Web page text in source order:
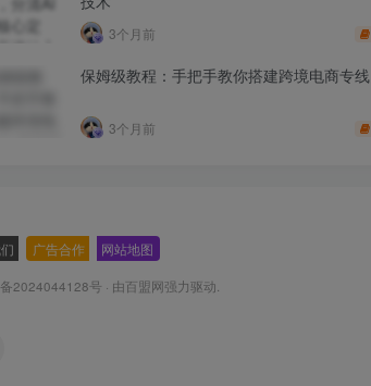
3个月前
保姆级教程：手把手教你搭建跨境电商专线
3个月前
广告合作 网站地图
2024044128号 · 由百盟网强力驱动.